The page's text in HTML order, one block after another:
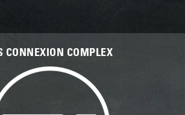
CONNEXION COMPLEX